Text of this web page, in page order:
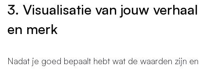
3. Visualisatie van jouw verhaal
en merk
Nadat je goed bepaalt hebt wat de waarden zijn en